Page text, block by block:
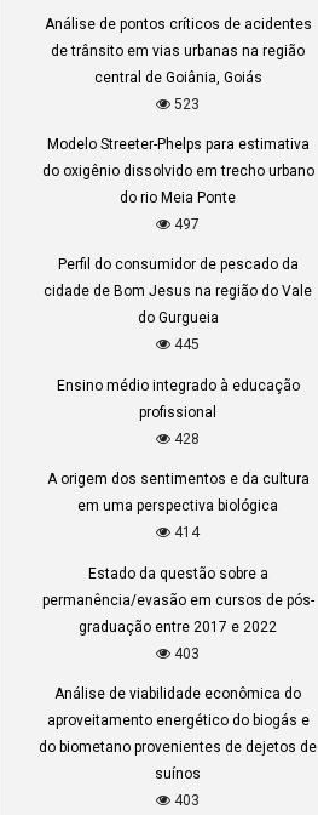
Análise de pontos críticos de acidentes
de trânsito em vias urbanas na região
central de Goiânia, Goiás
523
Modelo Streeter-Phelps para estimativa
do oxigênio dissolvido em trecho urbano
do rio Meia Ponte
497
Perfil do consumidor de pescado da
cidade de Bom Jesus na região do Vale
do Gurgueia
445
Ensino médio integrado à educação
profissional
428
A origem dos sentimentos e da cultura
em uma perspectiva biológica
414
Estado da questão sobre a
permanência/evasão em cursos de pós-
graduação entre 2017 e 2022
403
Análise de viabilidade econômica do
aproveitamento energético do biogás e
do biometano provenientes de dejetos de
suínos
403